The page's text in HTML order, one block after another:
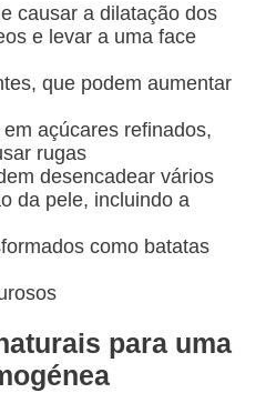
causar a dilatação dos
e levar a uma face
que podem aumentar
açúcares refinados,
rugas
desencadear vários
da pele, incluindo a
como batatas
para uma